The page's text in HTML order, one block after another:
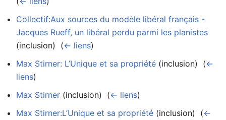
Collectif:Aux sources du modèle libéral français -
Jacques Rueff, un libéral perdu parmi les planistes
(inclusion) ‎ (← liens)
Max Stirner: L’Unique et sa propriété (inclusion) ‎ (←
liens)
Max Stirner (inclusion) ‎ (← liens)
Max Stirner:L’Unique et sa propriété (inclusion) ‎ (←